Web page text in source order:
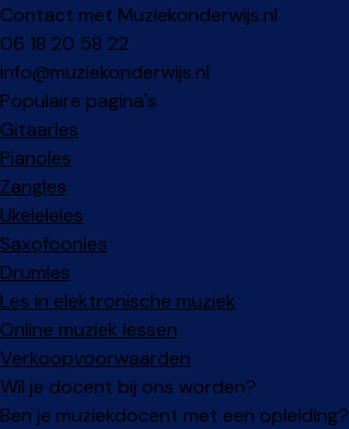
Contact met Muziekonderwijs.nl
06 18 20 58 22
info@muziekonderwijs.nl
Populaire pagina's
Gitaarles
Pianoles
Zangles
Ukeleleles
Saxofoonles
Drumles
Les in elektronische muziek
Online muziek lessen
Verkoopvoorwaarden
Wil je docent bij ons worden?
Ben je muziekdocent met een opleiding?